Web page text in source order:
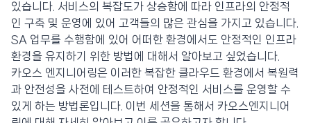
있습니다. 서비스의 복잡도가 상승함에 따라 인프라의 안정적
인 구축 및 운영에 있어 고객들의 많은 관심을 가지고 있습니다.
SA 업무를 수행함에 있어 어떠한 환경에서도 안정적인 인프라
환경을 유지하기 위한 방법에 대해서 알아보고 싶었습니다.
카오스 엔지니어링은 이러한 복잡한 클라우드 환경에서 복원력
과 안전성을 사전에 테스트하여 안정적인 서비스를 운영할 수
있게 하는 방법론입니다. 이번 세션을 통해서 카오스엔지니어